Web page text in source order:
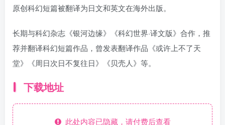
原创科幻短篇被翻译为日文和英文在海外出版。
长期与科幻杂志《银河边缘》《科幻世界·译文版》合作，推
荐并翻译科幻短篇作品，曾发表翻译作品《或许上不了天
堂》《周日次日不复往日》《贝壳人》等。
下载地址
此处内容已隐藏，请付费后查看